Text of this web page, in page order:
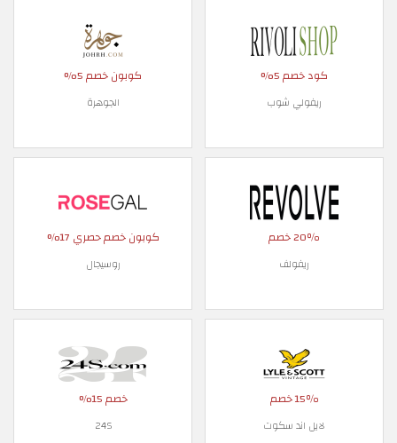
كود خصم 5%
ريفولي شوب
كوبون خصم 5%
الجوهرة
20٪ خصم
ريفولف
كوبون خصم حصري 17%
روسيجال
15٪ خصم
لايل اند سكوت
خصم 15%
24S